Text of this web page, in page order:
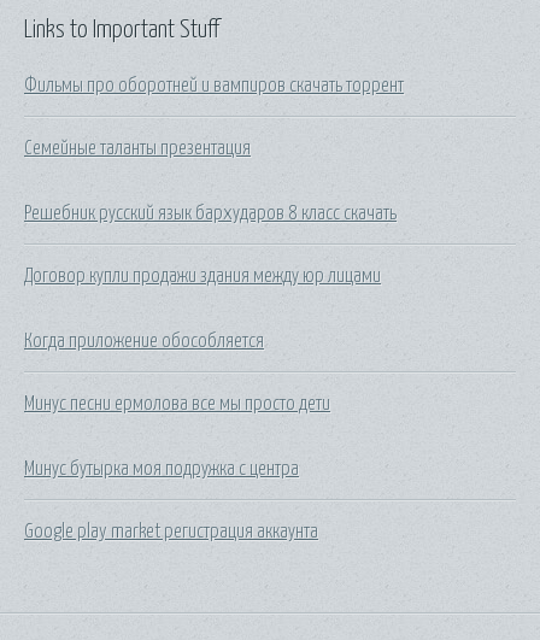
Links to Important Stuff
Фильмы про оборотней и вампиров скачать торрент
Семейные таланты презентация
Решебник русский язык бархударов 8 класс скачать
Договор купли продажи здания между юр лицами
Когда приложение обособляется
Минус песни ермолова все мы просто дети
Минус бутырка моя подружка с центра
Google play market регистрация аккаунта